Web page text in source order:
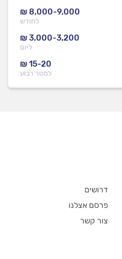
₪ 8,000-9,000
לחודש
₪ 3,000-3,200
ליום
₪ 15-20
למטר רבוע
דרושים
פרסם אצלנו
צור קשר